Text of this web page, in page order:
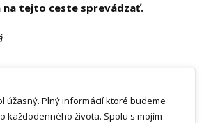
na tejto ceste sprevádzať.
úžasný. Plný informácií ktoré budeme
každodenného života. Spolu s mojím